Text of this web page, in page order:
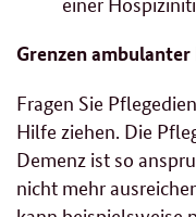
Grenzen
Fragen Sie
Hilfe ziehen. Die
Demenz ist so
nicht mehr